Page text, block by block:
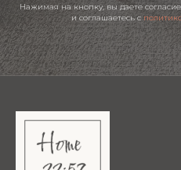
Нажимая на кнопку, вы даете
и соглашаетесь c